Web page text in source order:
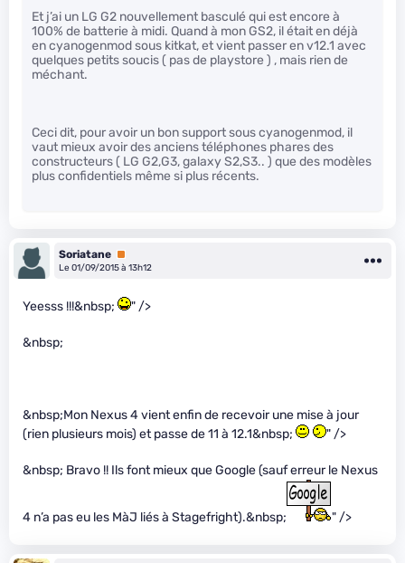
Et j’ai un LG G2 nouvellement basculé qui est encore à
100% de batterie à midi. Quand à mon GS2, il était en déjà
en cyanogenmod sous kitkat, et vient passer en v12.1 avec
quelques petits soucis ( pas de playstore ) , mais rien de
méchant.
Ceci dit, pour avoir un bon support sous cyanogenmod, il
vaut mieux avoir des anciens téléphones phares des
constructeurs ( LG G2,G3, galaxy S2,S3.. ) que des modèles
plus confidentiels même si plus récents.
Soriatane Premium
Le 01/09/2015 à 13h12
Yeesss !!!&nbsp; " />
&nbsp;
&nbsp;Mon Nexus 4 vient enfin de recevoir une mise à jour
(rien plusieurs mois) et passe de 11 à 12.1&nbsp;
" />
&nbsp; Bravo !! Ils font mieux que Google (sauf erreur le Nexus
4 n’a pas eu les MàJ liés à Stagefright).&nbsp; " />